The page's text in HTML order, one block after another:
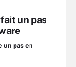
un pas
un pas en